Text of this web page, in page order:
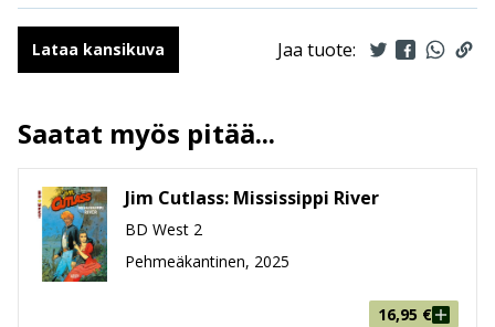
ISBN
9789523347922
Kirjoittajat
Pasquale Ruju
Kuvittajat
Ilmestymispäivä
10.9.2025
ALV
10 %
Sivumäärä
47
Koko
leveys x korkeus x paksuus
Paino
Lataa kansikuva Jaa tuote:
Saatat myös pitää...
Jim Cutlass: Mississippi River
BD West 2
Pehmeäkantinen, 2025
16,95 €